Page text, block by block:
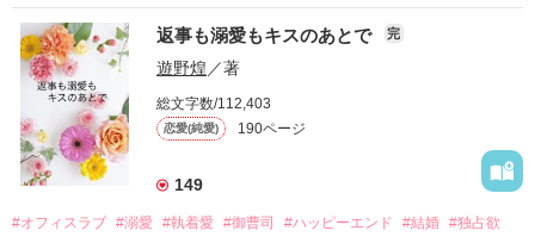
『責任をとる、結婚しよう』と真っ直ぐに告げてきた。
戸惑う美桜とは裏腹に、好きという気持ちを隠すことなく
甘やかしてくる。
そんなある日、哲平は美桜がストーカー被害に
遭っていることを知る。
美桜を守るため、哲平は同居を提案してきて――。
夏木美桜(なつきみお)
おかしな噂を流されて前の職場でうまくいかなかった梅田美
桜は、海外で傷心旅行をしていたところ、日本人美青年と出会
い、酒の勢いもあり一夜限りの関係となる。
帰国後、美桜は新しい職場でワンナイトした美青年と再会。
なんと彼の正体は、とある財閥御曹司にも関わらず、一族を離
れて起業した新進気鋭の実業家、社内でも冷徹だと評判な社長
――御影恭司その人だったのだ――！
なぜか恭司から飼い猫の世話係を命じられた美桜は、猫の世
の関係となってしまい――？
返事も溺愛もキスのあとで 完
遊野煌／著
総文字数/112,403
恋愛(純愛) 190ページ
149
#オフィスラブ #溺愛 #執着愛 #御曹司 #ハッピーエンド #結婚 #独占欲